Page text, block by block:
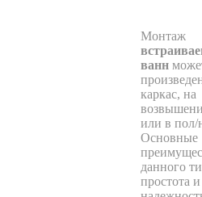
Монтаж
ванн
каркас, на
или в пол/
Основные
данного
простота и